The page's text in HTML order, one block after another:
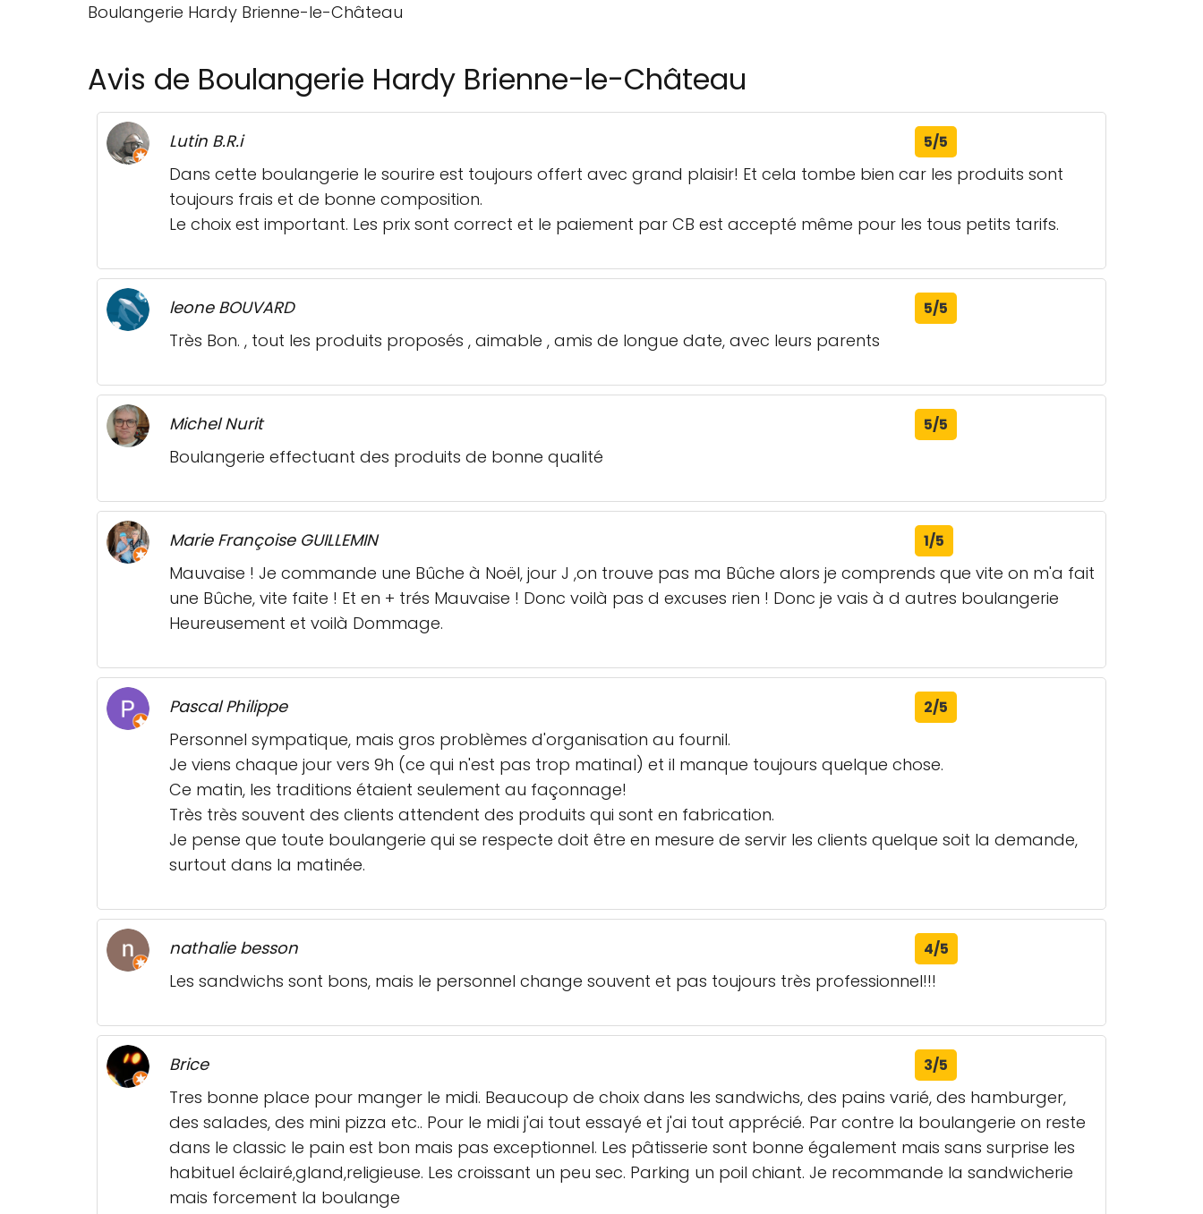
Boulangerie Hardy Brienne-le-Château
Avis de Boulangerie Hardy Brienne-le-Château
Lutin B.R.i 5/5
Dans cette boulangerie le sourire est toujours offert avec grand plaisir! Et cela tombe bien car les produits sont
toujours frais et de bonne composition.
Le choix est important. Les prix sont correct et le paiement par CB est accepté même pour les tous petits tarifs.
leone BOUVARD 5/5
Très Bon. , tout les produits proposés , aimable , amis de longue date, avec leurs parents
Michel Nurit 5/5
Boulangerie effectuant des produits de bonne qualité
Marie Françoise GUILLEMIN 1/5
Mauvaise ! Je commande une Bûche à Noël, jour J ,on trouve pas ma Bûche alors je comprends que vite on m'a fait
une Bûche, vite faite ! Et en + trés Mauvaise ! Donc voilà pas d excuses rien ! Donc je vais à d autres boulangerie
Heureusement et voilà Dommage.
Pascal Philippe 2/5
Personnel sympatique, mais gros problèmes d'organisation au fournil.
Je viens chaque jour vers 9h (ce qui n'est pas trop matinal) et il manque toujours quelque chose.
Ce matin, les traditions étaient seulement au façonnage!
Très très souvent des clients attendent des produits qui sont en fabrication.
Je pense que toute boulangerie qui se respecte doit être en mesure de servir les clients quelque soit la demande,
surtout dans la matinée.
nathalie besson 4/5
Les sandwichs sont bons, mais le personnel change souvent et pas toujours très professionnel!!!
Brice 3/5
Tres bonne place pour manger le midi. Beaucoup de choix dans les sandwichs, des pains varié, des hamburger,
des salades, des mini pizza etc.. Pour le midi j'ai tout essayé et j'ai tout apprécié. Par contre la boulangerie on reste
dans le classic le pain est bon mais pas exceptionnel. Les pâtisserie sont bonne également mais sans surprise les
habituel éclairé,gland,religieuse. Les croissant un peu sec. Parking un poil chiant. Je recommande la sandwicherie
mais forcement la boulange